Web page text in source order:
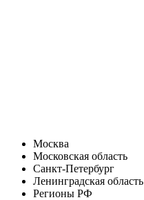
Москва
Московская область
Санкт-Петербург
Ленинградская область
Регионы РФ